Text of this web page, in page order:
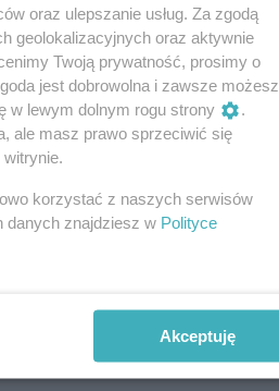
oraz ulepszanie usług. Za zgodą
geolokalizacyjnych oraz aktywnie
Twoją prywatność, prosimy o
jest dobrowolna i zawsze możesz
w lewym dolnym rogu strony
.
ale masz prawo sprzeciwić się
korzystać z naszych serwisów
danych znajdziesz w Polityce
Akceptuję